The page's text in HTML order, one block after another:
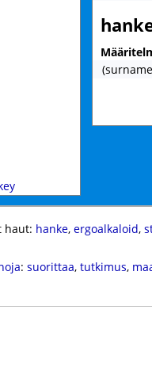
haut: hanke, ergoalkaloid,
: suorittaa, tutkimus,